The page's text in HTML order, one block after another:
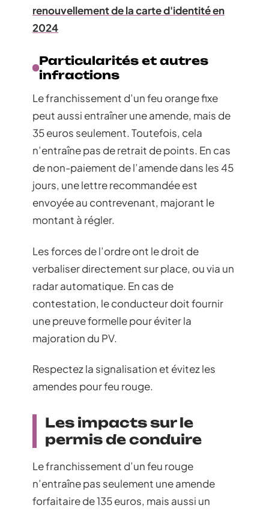
renouvellement de la carte d'identité en
2024
Particularités et autres
infractions
Le franchissement d’un feu orange fixe
peut aussi entraîner une amende, mais de
35 euros seulement. Toutefois, cela
n’entraîne pas de retrait de points. En cas
de non-paiement de l’amende dans les 45
jours, une lettre recommandée est
envoyée au contrevenant, majorant le
montant à régler.
Les forces de l’ordre ont le droit de
verbaliser directement sur place, ou via un
radar automatique. En cas de
contestation, le conducteur doit fournir
une preuve formelle pour éviter la
majoration du PV.
Respectez la signalisation et évitez les
amendes pour feu rouge.
Les impacts sur le
permis de conduire
Le franchissement d’un feu rouge
n’entraîne pas seulement une amende
forfaitaire de 135 euros, mais aussi un